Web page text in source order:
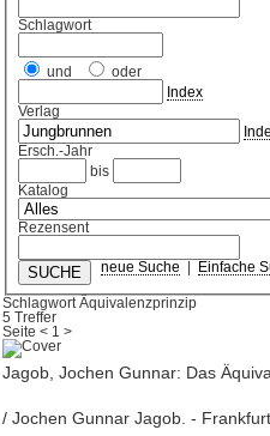
Schlagwort
und
oder
Index
Verlag
Ersch.-Jahr
bis
Katalog
Rezensent
neue Suche Einfache
Schlagwort Äquivalenzprinzip
5 Treffer
Seite< 1 >
Jagob, Jochen Gunnar: Das
/ Jochen Gunnar Jagob. -